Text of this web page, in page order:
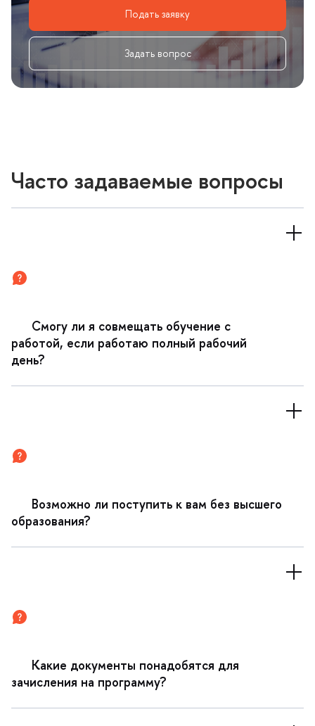
Подать заявку
Задать вопрос
Часто задаваемые вопросы
Смогу ли я совмещать обучение с
работой, если работаю полный рабочий
день?
озможно ли поступить к вам без высшего
образования?
Какие документы понадобятся для
зачисления на программу?